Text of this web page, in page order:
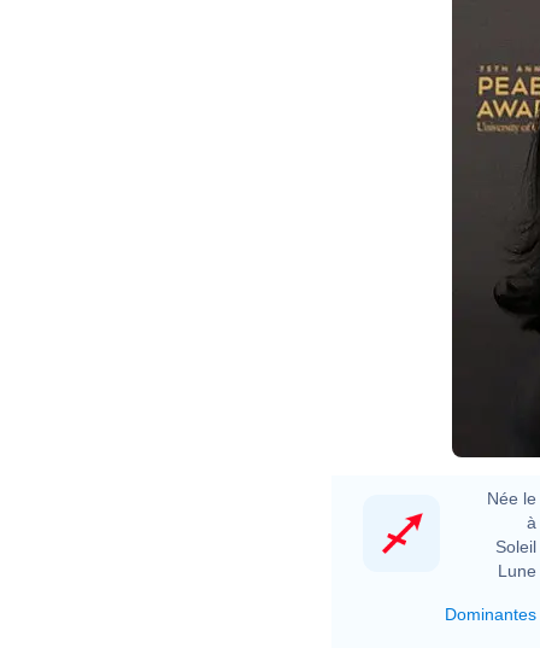
Née le
à
Soleil
Lune
Dominantes